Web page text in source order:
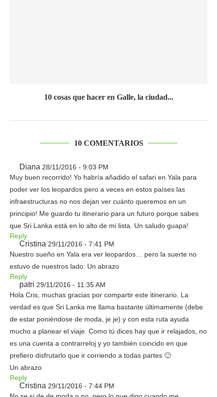
10 cosas que hacer en Galle, la ciudad...
10 COMENTARIOS
Diana 28/11/2016 - 9:03 PM
Muy buen recorrido! Yo habría añadido el safari en Yala para
poder ver los leopardos pero a veces en estos países las
infraestructuras no nos dejan ver cuánto queremos en un
principio! Me guardo tu itinerario para un futuro porque sabes
que Sri Lanka está en lo alto de mi lista. Un saludo guapa!
Reply
Cristina 29/11/2016 - 7:41 PM
Nuestro sueño en Yala era ver leopardos… pero la suerte no
estuvo de nuestros lado. Un abrazo
Reply
patri 29/11/2016 - 11:35 AM
Hola Cris, muchas gracias por compartir este itinerario. La
verdad es que Sri Lanka me llama bastante últimamente (debe
de estar poniéndose de moda, je je) y con esta ruta ayuda
mucho a planear el viaje. Como tú dices hay que ir relajados, no
es una cuenta a contrarreloj y yo también coincido en que
prefiero disfrutarlo que ir corriendo a todas partes 🙂
Un abrazo
Reply
Cristina 29/11/2016 - 7:44 PM